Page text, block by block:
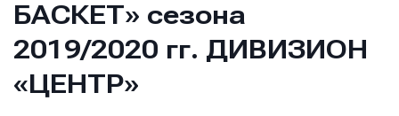
БАСКЕТ» сезона
2019/2020 гг. ДИВИЗИОН
«ЦЕНТР»